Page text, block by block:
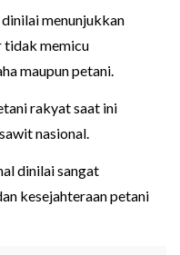
menunjukkan
tidak memicu
maupun petani.
rakyat saat ini
nasional.
dinilai sangat
kesejahteraan petani